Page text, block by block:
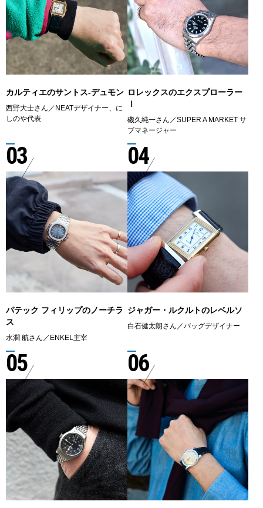
カルティエのサントス-デュモン
西野大士さん／NEATデザイナー、に
しのや代表
ロレックスのエクスプローラー
Ⅰ
磯久純一さん／SUPER A MARKET サ
ブマネージャー
03
パテック フィリップのノーチラ
ス
水澗 航さん／ENKEL主宰
04
ジャガー・ルクルトのレベルソ
白石健太朗さん／バッグデザイナー
05 06